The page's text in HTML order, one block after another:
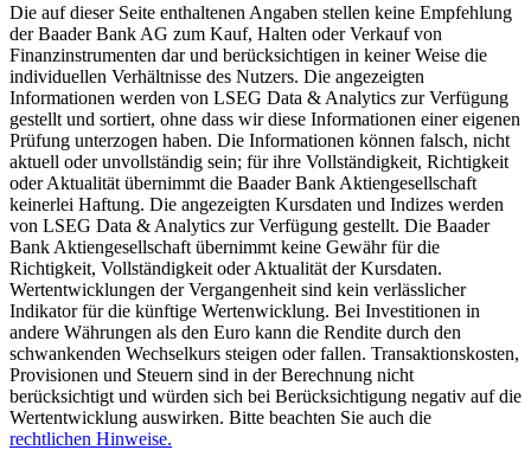
Die auf dieser Seite enthaltenen Angaben stellen keine Empfehlung
der Baader Bank AG zum Kauf, Halten oder Verkauf von
Finanzinstrumenten dar und berücksichtigen in keiner Weise die
individuellen Verhältnisse des Nutzers. Die angezeigten
Informationen werden von LSEG Data & Analytics zur Verfügung
gestellt und sortiert, ohne dass wir diese Informationen einer eigenen
Prüfung unterzogen haben. Die Informationen können falsch, nicht
aktuell oder unvollständig sein; für ihre Vollständigkeit, Richtigkeit
oder Aktualität übernimmt die Baader Bank Aktiengesellschaft
keinerlei Haftung. Die angezeigten Kursdaten und Indizes werden
von LSEG Data & Analytics zur Verfügung gestellt. Die Baader
Bank Aktiengesellschaft übernimmt keine Gewähr für die
Richtigkeit, Vollständigkeit oder Aktualität der Kursdaten.
Wertentwicklungen der Vergangenheit sind kein verlässlicher
Indikator für die künftige Wertenwicklung. Bei Investitionen in
andere Währungen als den Euro kann die Rendite durch den
schwankenden Wechselkurs steigen oder fallen. Transaktionskosten,
Provisionen und Steuern sind in der Berechnung nicht
berücksichtigt und würden sich bei Berücksichtigung negativ auf die
Wertentwicklung auswirken. Bitte beachten Sie auch die
rechtlichen Hinweise.